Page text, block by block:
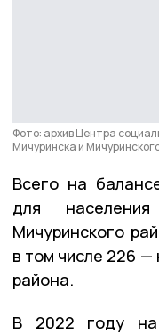
Фото: архив Центра
Мичуринска и
Всего на
для
Мичуринского
в том числе 226 —
района.
В 2022 году на